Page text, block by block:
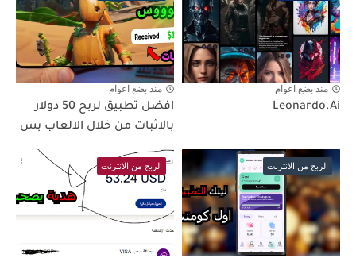
منذ بضع اعوام
Leonardo.Ai
منذ بضع اعوام
افضل تطبيق لربح 50 دولار
بالاثبات من خلال الالعاب بس
الربح من الانترنت الربح من الانترنت